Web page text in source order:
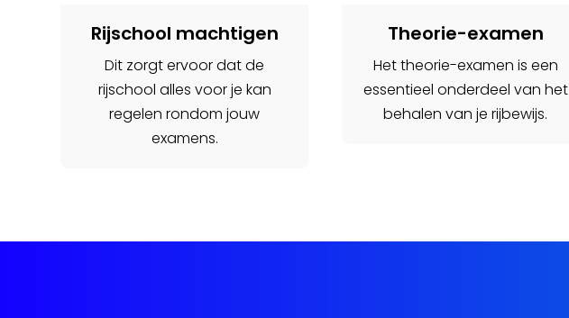
Rijschool machtigen
Dit zorgt ervoor dat de
rijschool alles voor je kan
regelen rondom jouw
examens.
Theorie-examen
Het theorie-examen is een
essentieel onderdeel van het
behalen van je rijbewijs.